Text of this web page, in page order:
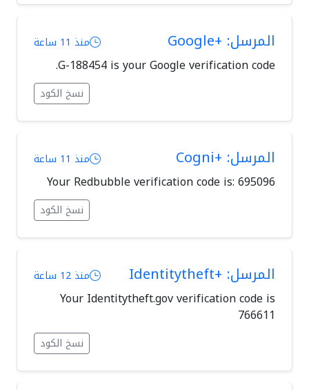
المرسل: +Google منذ 11 ساعة
G-188454 is your Google verification code.
نسخ الكود
المرسل: +Cogni منذ 11 ساعة
Your Redbubble verification code is: 695096
نسخ الكود
المرسل: +Identitytheft منذ 12 ساعة
Your Identitytheft.gov verification code is
766611
نسخ الكود